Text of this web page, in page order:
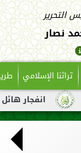
التحرير
نصار
تراثنا الإسلامي
هائل لناقلة نفط